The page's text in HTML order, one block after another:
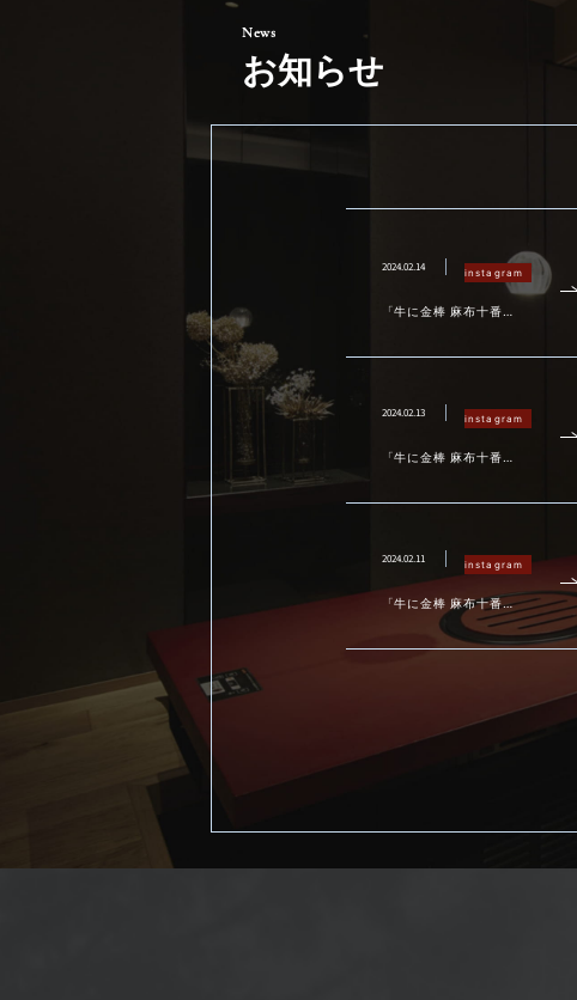
お知らせ
2024.02.14 instagram
「牛に金棒 麻布十番」
2024.02.13 instagram
「牛に金棒 麻布十番」
2024.02.11 instagram
「牛に金棒 麻布十番」